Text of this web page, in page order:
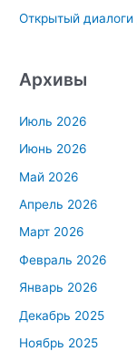
Открытый
Архивы
Июль 2026
Июнь 2026
Май 2026
Апрель 2026
Март 2026
Февраль 2026
Январь 2026
Декабрь 2025
Ноябрь 2025